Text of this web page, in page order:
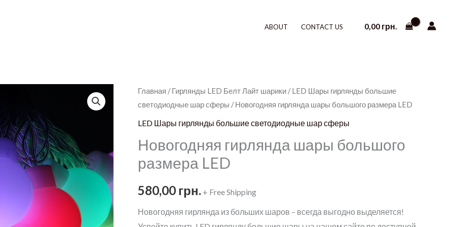
ABOUT CONTACT US 0,00 грн.
Главная /Гирлянды LED Белт Лайт шарики /LED Шары гирлянды большие
светодиодные шар сферы / Новогодняя гирлянда шары большого размера LED
LED Шары гирлянды большие светодиодные шар сферы
Новогодняя гирлянда шары большого
размера LED
580,00 грн. + Free Shipping
Новогодняя гирлянда из больших шаров – всегда выгодно выделяется!